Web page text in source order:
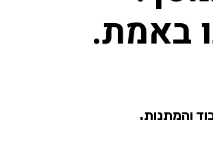
באמת.
והמתנות.